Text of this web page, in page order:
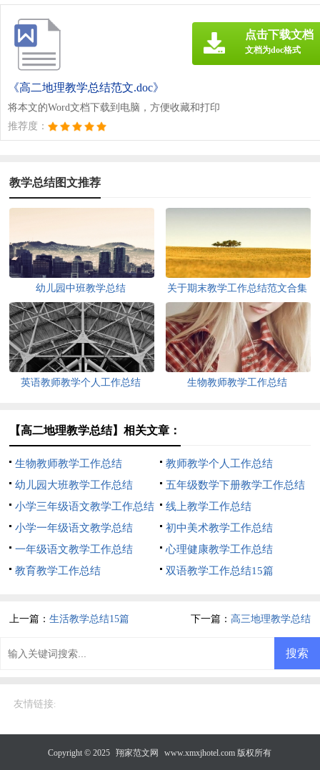
《高二地理教学总结范文.doc》
将本文的Word文档下载到电脑，方便收藏和打印
推荐度：
点击下载文档
文档为doc格式
教学总结图文推荐
幼儿园中班教学总结
关于期末教学工作总结范文合集
七篇
英语教师教学个人工作总结 生物教师教学工作总结
【高二地理教学总结】相关文章：
生物教师教学工作总结
教师教学个人工作总结
幼儿园大班教学工作总结
五年级数学下册教学工作总结
小学三年级语文教学工作总结
线上教学工作总结
小学一年级语文教学总结
初中美术教学工作总结
一年级语文教学工作总结
心理健康教学工作总结
教育教学工作总结
双语教学工作总结15篇
上一篇：生活教学总结15篇 下一篇： 高三地理教学总结
友情链接:
Copyright © 2025 翔家范文网 www.xmxjhotel.com 版权所有